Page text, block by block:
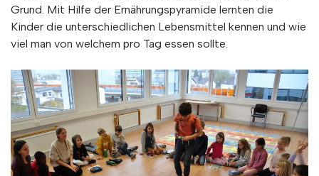
Grund. Mit Hilfe der Ernährungspyramide lernten die
Kinder die unterschiedlichen Lebensmittel kennen und wie
viel man von welchem pro Tag essen sollte.